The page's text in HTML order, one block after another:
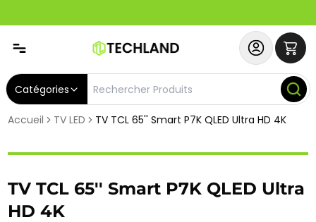
Catégories
Accueil TV LED TV TCL 65'' Smart P7K QLED Ultra HD 4K
TV TCL 65'' Smart P7K QLED Ultra
HD 4K